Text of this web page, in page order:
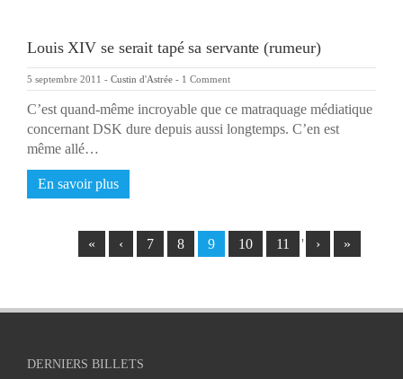
Louis XIV se serait tapé sa servante (rumeur)
5 septembre 2011 - Custin d'Astrée - 1 Comment
C’est quand-même incroyable que ce matraquage médiatique
concernant DSK dure depuis aussi longtemps. C’en est
même allé…
En savoir plus
« ‹ 7 8 9 10 11 ' › »
DERNIERS BILLETS